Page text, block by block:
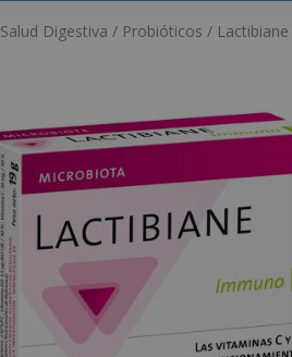
Salud Digestiva / Probióticos /